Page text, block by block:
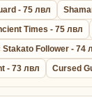
- 75 лвл
Times - 75 лвл
Follower - 74
- 73 лвл
Cursed